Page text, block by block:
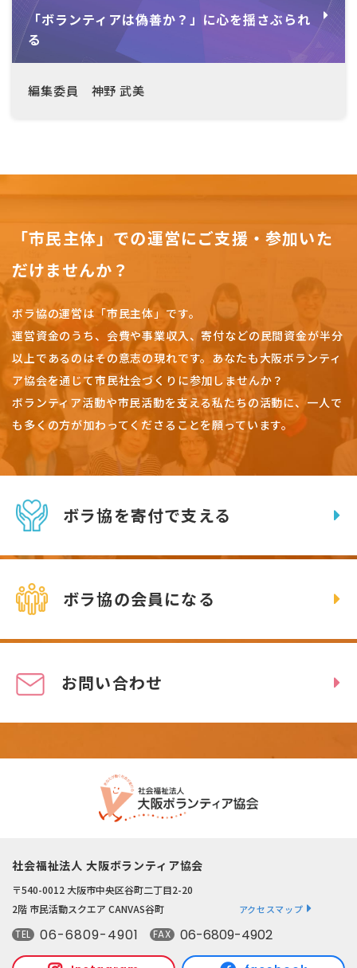
「ボランティアは偽善か？」に心を揺さぶられ
る
編集委員 神野 武美
「市民主体」での運営にご支援・参加いた
だけませんか？
ボラ協の運営は「市民主体」です。
運営資金のうち、会費や事業収入、寄付などの民間資金が半分
以上であるのはその意志の現れです。 あなたも大阪ボランティ
ア協会を通じて市民社会づくりに参加しませんか？
ボランティア活動や市民活動を支える私たちの活動に、一人で
も多くの方が加わってくださることを願っています。
ボラ協を寄付で支える
ボラ協の会員になる
お問い合わせ
社会福祉法人 大阪ボランティア協会
〒540-0012 大阪市中央区谷町二丁目2-20
2階 市民活動スクエア CANVAS谷町
アクセスマップ
TEL 06-6809-4901 FAX 06-6809-4902